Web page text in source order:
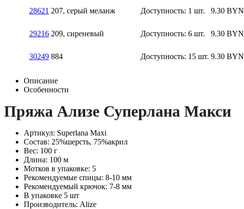
28621 207, серый меланж Доступность: 1 шт. 9.30 BYN
29216 209, сиреневый Доступность: 6 шт. 9.30 BYN
30249 884 Доступность: 15 шт. 9.30 BYN
Описание
Особенности
Пряжа Ализе Суперлана Макси
Артикул: Superlana Maxi
Состав: 25%шерсть, 75%акрил
Вес: 100 г
Длина: 100 м
Мотков в упаковке: 5
Рекомендуемые спицы: 8-10 мм
Рекомендуемый крючок: 7-8 мм
В упаковке 5 шт
Производитель: Alize